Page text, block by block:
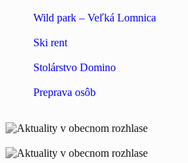
Wild park – Veľká Lomnica
Ski rent
Stolárstvo Domino
Preprava osôb